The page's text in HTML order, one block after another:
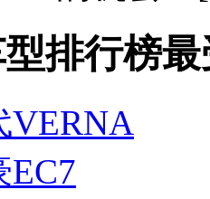
排行榜最
VERNA
EC7